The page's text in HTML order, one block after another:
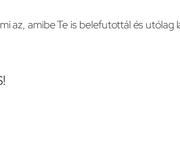
az, amibe Te is belefutottál és